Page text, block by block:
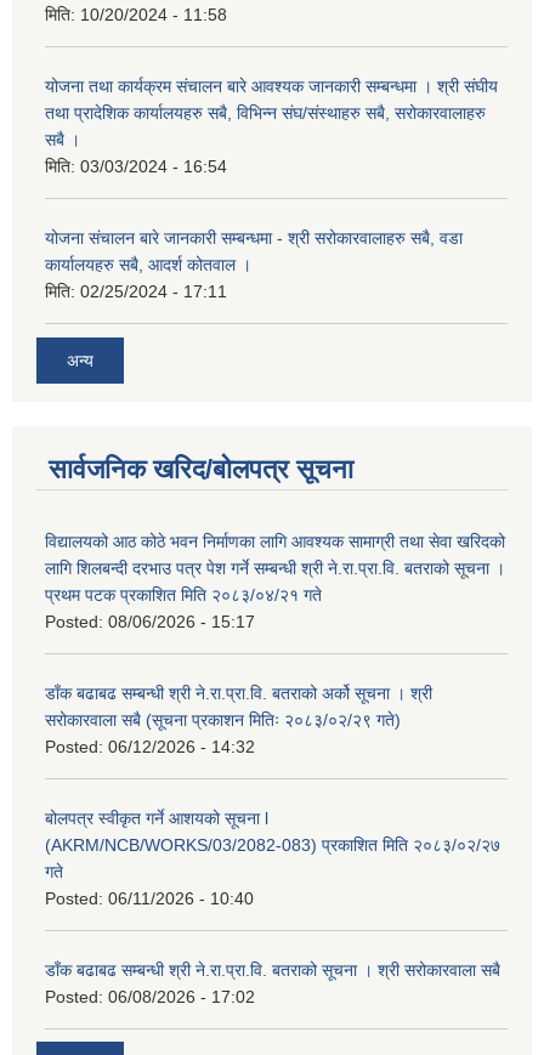
मिति: 10/20/2024 - 11:58
योजना तथा कार्यक्रम संचालन बारे आवश्यक जानकारी सम्बन्धमा । श्री संघीय
तथा प्रादेशिक कार्यालयहरु सबै, विभिन्‍न संघ/संस्थाहरु सबै, सरोकारवालाहरु
सबै ।
मिति: 03/03/2024 - 16:54
योजना संचालन बारे जानकारी सम्बन्धमा - श्री सरोकारवालाहरु सबै, वडा
कार्यालयहरु सबै, आदर्श कोतवाल ।
मिति: 02/25/2024 - 17:11
अन्य
सार्वजनिक खरिद/बोलपत्र सूचना
विद्यालयको आठ कोठे भवन निर्माणका लागि आवश्यक सामाग्री तथा सेवा खरिदको
लागि शिलबन्दी दरभाउ पत्र पेश गर्ने सम्बन्धी श्री ने.रा.प्रा.वि. बतराको सूचना ।
प्रथम पटक प्रकाशित मिति २०८३/०४/२१ गते
Posted: 08/06/2026 - 15:17
डाँक बढाबढ सम्बन्धी श्री ने.रा.प्रा.वि. बतराको अर्को सूचना । श्री
सरोकारवाला सबै (सूचना प्रकाशन मितिः २०८३/०२/२९ गते)
Posted: 06/12/2026 - 14:32
बोलपत्र स्वीकृत गर्ने आशयको सूचना l
(AKRM/NCB/WORKS/03/2082-083) प्रकाशित मिति २०८३/०२/२७
गते
Posted: 06/11/2026 - 10:40
डाँक बढाबढ सम्बन्धी श्री ने.रा.प्रा.वि. बतराको सूचना । श्री सरोकारवाला सबै
Posted: 06/08/2026 - 17:02